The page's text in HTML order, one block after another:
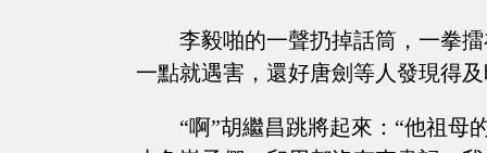
李毅啪的一聲扔掉話筒，一拳
一點就遇害，還好唐劍等人發現得
“啊”胡繼昌跳將起來：“他祖母